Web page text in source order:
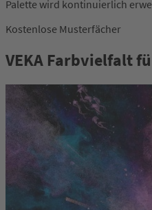
Palette wird kontinuierlich
Kostenlose Musterfächer
VEKA Farbvielfalt